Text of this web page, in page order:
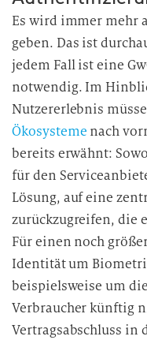
Es wird immer mehr
geben. Das ist
jedem Fall ist eine
notwendig. Im
Nutzererlebnis
Ökosysteme nach
bereits erwähnt:
für den
Lösung, auf eine
zurückzugreifen, die
Für einen noch
Identität um
beispielsweise um
Verbraucher künftig
Vertragsabschluss in